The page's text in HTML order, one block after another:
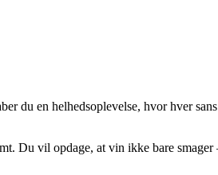
du en helhedsoplevelse, hvor hver
Du vil opdage, at vin ikke bare